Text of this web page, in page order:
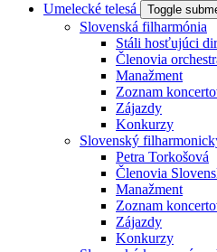
Umelecké telesá
Toggle
Slovenská filharmónia
Stáli hosťujúci
Členovia
Manažment
Zoznam
Zájazdy
Konkurzy
Slovenský
Petra Torkošová
Členovia
Manažment
Zoznam
Zájazdy
Konkurzy